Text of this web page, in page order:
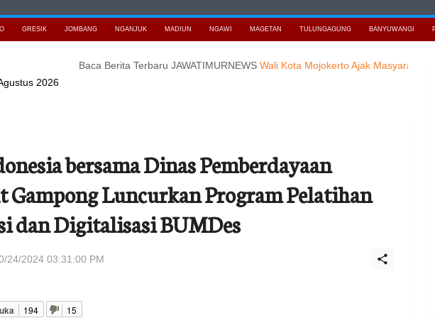
GRESIK JOMBANG NGANJUK MADIUN NGAWI MAGETAN TULUNGAGUNG BANYUWANGI
Baca Berita Terbaru JAWATIMURNEWSWali Kota Mojokerto Ajak Masyarakat Perkuat
2026
bersama Dinas Pemberdayaan
Gampong Luncurkan Program Pelatihan
dan Digitalisasi BUMDes
24/2024 03:31:00 PM
194 15